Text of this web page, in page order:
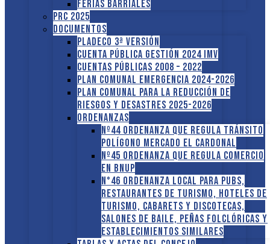
Ferias Barriales
PRC 2025
Documentos
PLADECO 3ª VERSIÓN
CUENTA PÚBLICA GESTIÓN 2024 IMV
Cuentas Públicas 2008 – 2022
PLAN COMUNAL EMERGENCIA 2024-2026
PLAN COMUNAL PARA LA REDUCCIÓN DE
RIESGOS Y DESASTRES 2025-2026
ORDENANZAS
Nº44 Ordenanza que regula tránsito
Polígono Mercado El Cardonal
Nº45 Ordenanza que regula comercio
en BNUP
N°46 Ordenanza local para pubs,
restaurantes de turismo, hoteles de
turismo, cabarets y discotecas,
salones de baile, peñas folclóricas y
establecimientos similares